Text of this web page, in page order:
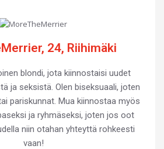
24, Riihimäki
blondi, jota kiinnostaisi uudet
ja seksistä. Olen biseksuaali, joten
pariskunnat. Mua kiinnostaa myös
ja ryhmäseksi, joten jos oot
niin otahan yhteyttä rohkeesti
vaan!